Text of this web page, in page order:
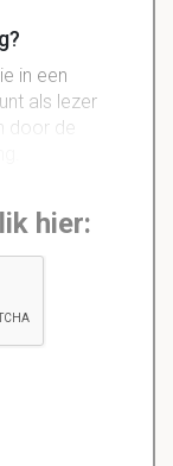
in een
als lezer
door de
hier: